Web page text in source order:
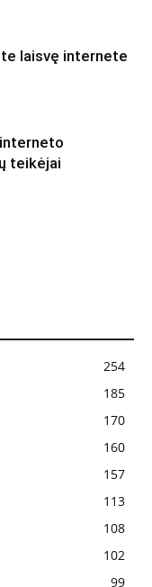
laisvę internete
teikėjai
254
185
170
160
157
113
108
102
99